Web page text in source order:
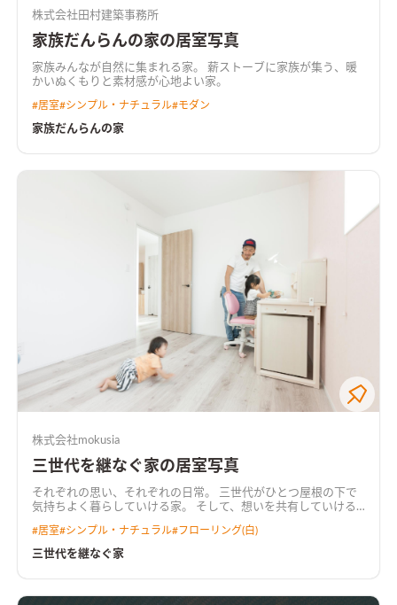
株式会社田村建築事務所
家族だんらんの家の居室写真
家族みんなが自然に集まれる家。 薪ストーブに家族が集う、暖
かいぬくもりと素材感が心地よい家。
#居室#シンプル・ナチュラル#モダン
家族だんらんの家
株式会社mokusia
三世代を継なぐ家の居室写真
それぞれの思い、それぞれの日常。 三世代がひとつ屋根の下で
気持ちよく暮らしていける家。 そして、想いを共有していける
家族としてコミュニケーションの場がある。 必要なのは居心地
の良さという幹。 性能、デザイン、安心感の葉っぱをつけて。
#居室#シンプル・ナチュラル#フローリング(白)
三世代を継なぐ家